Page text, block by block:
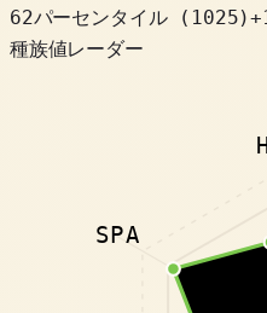
62パーセンタイル
( 1025)+
種族値レーダー
SPA